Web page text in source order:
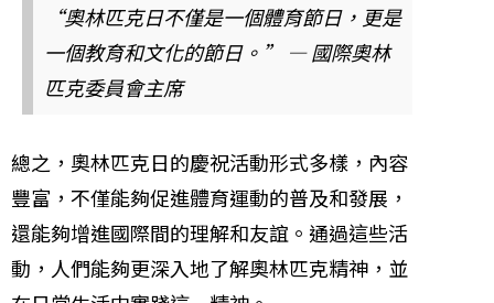
“奧林匹克日不僅是一個體育節日，更是
一個教育和文化的節日。” — 國際奧林
匹克委員會主席
總之，奧林匹克日的慶祝活動形式多樣，內容
豐富，不僅能夠促進體育運動的普及和發展，
還能夠增進國際間的理解和友誼。通過這些活
動，人們能夠更深入地了解奧林匹克精神，並